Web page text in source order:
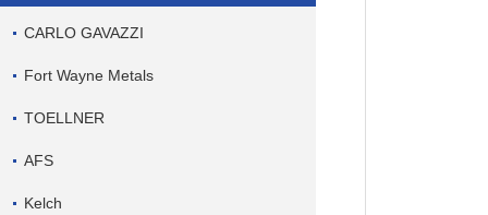
CARLO GAVAZZI
Fort Wayne Metals
TOELLNER
AFS
Kelch